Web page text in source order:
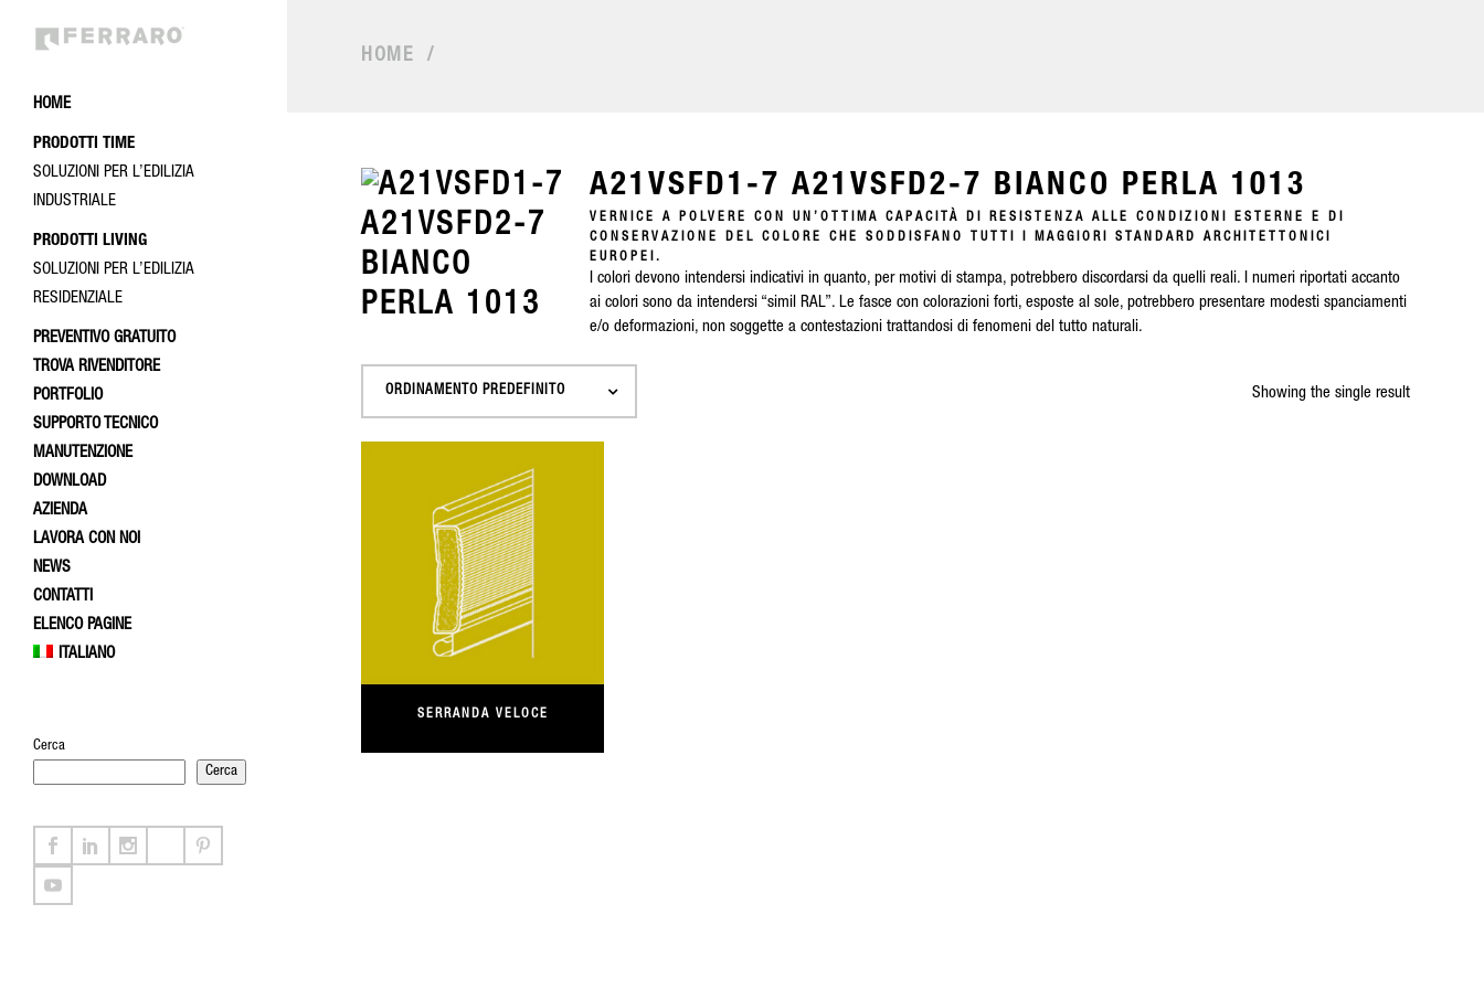
HOME
PRODOTTI TIME
SOLUZIONI PER L’EDILIZIA
INDUSTRIALE
PRODOTTI LIVING
SOLUZIONI PER L’EDILIZIA
RESIDENZIALE
PREVENTIVO GRATUITO
TROVA RIVENDITORE
PORTFOLIO
SUPPORTO TECNICO
MANUTENZIONE
DOWNLOAD
AZIENDA
LAVORA CON NOI
NEWS
CONTATTI
ELENCO PAGINE
ITALIANO
Cerca
Cerca
HOME /
A21VSFD1-7 A21VSFD2-7 BIANCO PERLA 1013
VERNICE A POLVERE CON UN’OTTIMA CAPACITÀ DI RESISTENZA ALLE CONDIZIONI ESTERNE E DI
CONSERVAZIONE DEL COLORE CHE SODDISFANO TUTTI I MAGGIORI STANDARD ARCHITETTONICI
EUROPEI.
I colori devono intendersi indicativi in quanto, per motivi di stampa, potrebbero discordarsi da quelli reali. I numeri riportati accanto
ai colori sono da intendersi “simil RAL”. Le fasce con colorazioni forti, esposte al sole, potrebbero presentare modesti spanciamenti
e/o deformazioni, non soggette a contestazioni trattandosi di fenomeni del tutto naturali.
Showing the single result
ORDINAMENTO PREDEFINITO
SERRANDA VELOCE